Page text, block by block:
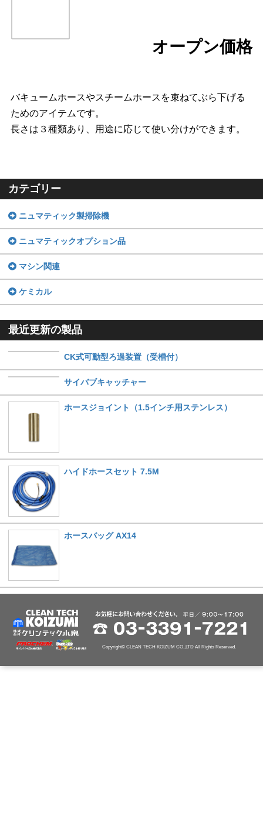
オープン価格
バキュームホースやスチームホースを束ねてぶら下げる
ためのアイテムです。
長さは３種類あり、用途に応じて使い分けができます。
カテゴリー
ニュマティック製掃除機
ニュマティックオプション品
マシン関連
ケミカル
最近更新の製品
CK式可動型ろ過装置（受槽付）
サイバブキャッチャー
ホースジョイント（1.5インチ用ステンレス）
ハイドホースセット 7.5M
ホースバッグ AX14
Copyright© CLEAN TECH KOIZUM CO.,LTD All Rights Reserved.